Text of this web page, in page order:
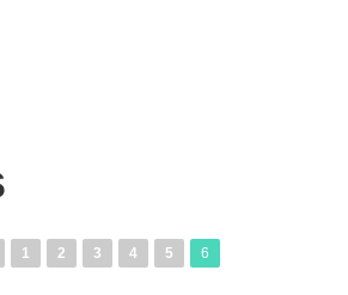
1 2 3 4 5 6